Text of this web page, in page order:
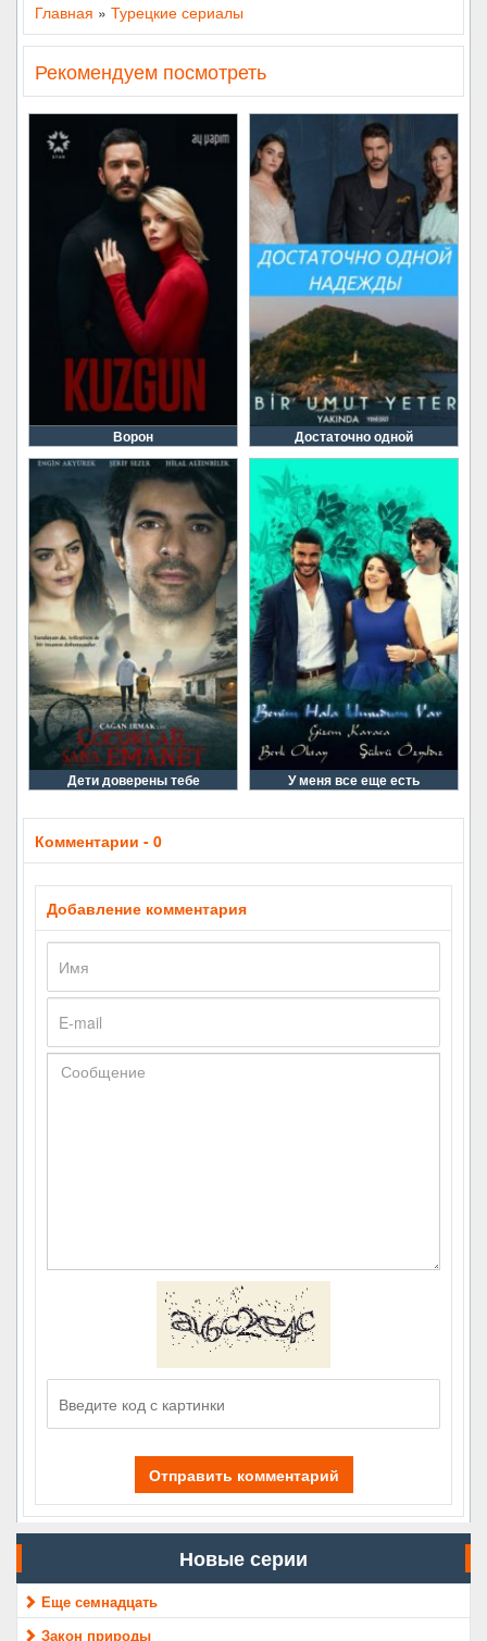
Главная » Турецкие сериалы
Рекомендуем посмотреть
Ворон Достаточно одной
Дети доверены тебе У меня все еще есть
Комментарии - 0
Добавление комментария
Отправить комментарий
Новые серии
Еще семнадцать
Закон природы